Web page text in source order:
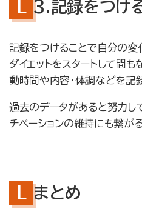
3.記録をつけ
記録をつけることで自分の変
ダイエットをスタートして間
動時間や内容・体調などを記
過去のデータがあると努力し
チベーションの維持にも繋が
まとめ